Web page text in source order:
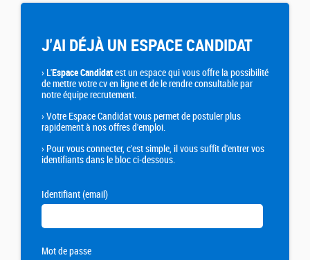
J'AI DÉJÀ UN ESPACE CANDIDAT
› L'Espace Candidatest un espace qui vous offre la possibilité
de mettre votre cv en ligne et de le rendre consultable par
notre équipe recrutement.
› Votre Espace Candidat vous permet de postuler plus
rapidement à nos offres d'emploi.
› Pour vous connecter, c'est simple, il vous suffit d'entrer vos
identifiants dans le bloc ci-dessous.
Identifiant (email)
Mot de passe